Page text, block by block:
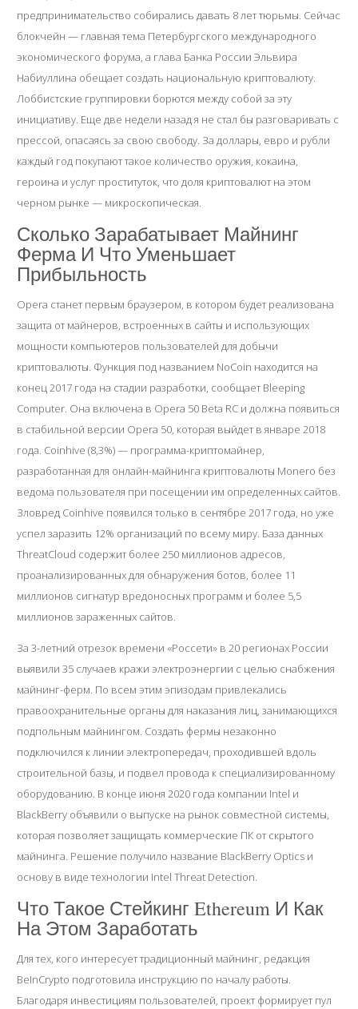
предпринимательство собирались давать 8 лет тюрьмы. Сейчас
блокчейн — главная тема Петербургского международного
экономического форума, а глава Банка России Эльвира
Набиуллина обещает создать национальную криптовалюту.
Лоббистские группировки борются между собой за эту
инициативу. Еще две недели назад я не стал бы разговаривать с
прессой, опасаясь за свою свободу. За доллары, евро и рубли
каждый год покупают такое количество оружия, кокаина,
героина и услуг проституток, что доля криптовалют на этом
черном рынке — микроскопическая.
Сколько Зарабатывает Майнинг
Ферма И Что Уменьшает
Прибыльность
Opera станет первым браузером, в котором будет реализована
защита от майнеров, встроенных в сайты и использующих
мощности компьютеров пользователей для добычи
криптовалюты. Функция под названием NoCoin находится на
конец 2017 года на стадии разработки, сообщает Bleeping
Computer. Она включена в Opera 50 Beta RC и должна появиться
в стабильной версии Opera 50, которая выйдет в январе 2018
года. Coinhive (8,3%) — программа-криптомайнер,
разработанная для онлайн-майнинга криптовалюты Monero без
ведома пользователя при посещении им определенных сайтов.
Зловред Coinhive появился только в сентябре 2017 года, но уже
успел заразить 12% организаций по всему миру. База данных
ThreatCloud содержит более 250 миллионов адресов,
проанализированных для обнаружения ботов, более 11
миллионов сигнатур вредоносных программ и более 5,5
миллионов зараженных сайтов.
За 3-летний отрезок времени «Россети» в 20 регионах России
выявили 35 случаев кражи электроэнергии с целью снабжения
майнинг-ферм. По всем этим эпизодам привлекались
правоохранительные органы для наказания лиц, занимающихся
подпольным майнингом. Создать фермы незаконно
подключился к линии электропередач, проходившей вдоль
строительной базы, и подвел провода к специализированному
оборудованию. В конце июня 2020 года компании Intel и
BlackBerry объявили о выпуске на рынок совместной системы,
которая позволяет защищать коммерческие ПК от скрытого
майнинга. Решение получило название BlackBerry Optics и
основу в виде технологии Intel Threat Detection.
Что Такое Стейкинг Ethereum И Как
На Этом Заработать
Для тех, кого интересует традиционный майнинг, редакция
BeInCrypto подготовила инструкцию по началу работы.
Благодаря инвестициям пользователей, проект формирует пул